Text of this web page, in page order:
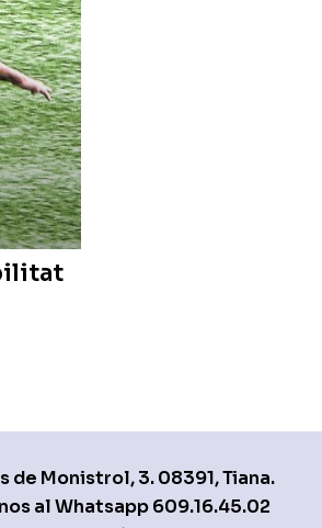
de Monistrol, 3. 08391, Tiana.
al Whatsapp609.16.45.02